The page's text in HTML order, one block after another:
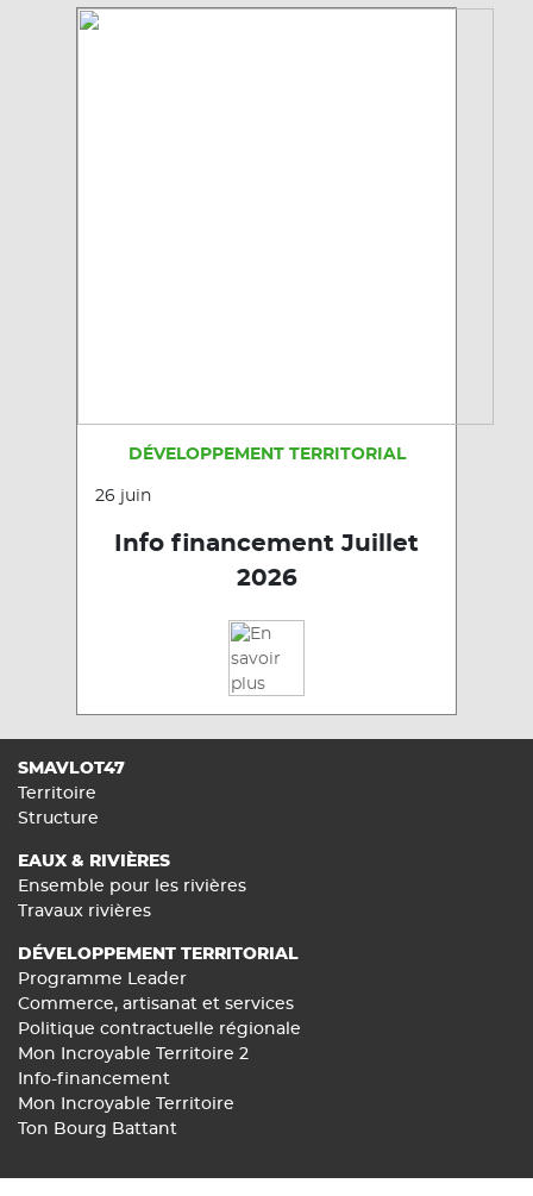
DÉVELOPPEMENT TERRITORIAL
26 juin
Info financement Juillet
2026
SMAVLOT47
Territoire
Structure
EAUX & RIVIÈRES
Ensemble pour les rivières
Travaux rivières
DÉVELOPPEMENT TERRITORIAL
Programme Leader
Commerce, artisanat et services
Politique contractuelle régionale
Mon Incroyable Territoire 2
Info-financement
Mon Incroyable Territoire
Ton Bourg Battant